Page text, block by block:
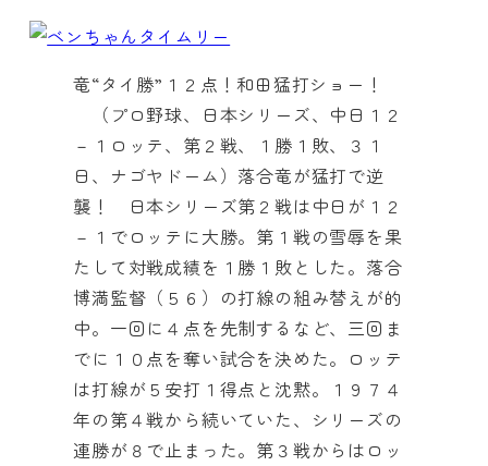
竜“タイ勝”１２点！和田猛打ショー！
（プロ野球、日本シリーズ、中日１２
－１ロッテ、第２戦、１勝１敗、３１
日、ナゴヤドーム）落合竜が猛打で逆
襲！ 日本シリーズ第２戦は中日が１２
－１でロッテに大勝。第１戦の雪辱を果
たして対戦成績を１勝１敗とした。落合
博満監督（５６）の打線の組み替えが的
中。一回に４点を先制するなど、三回ま
でに１０点を奪い試合を決めた。ロッテ
は打線が５安打１得点と沈黙。１９７４
年の第４戦から続いていた、シリーズの
連勝が８で止まった。第３戦からはロッ